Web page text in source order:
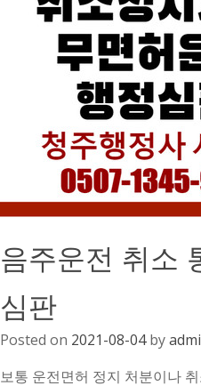
음주운전 취소
심판
Posted on 2021-08-04by
보통 운전면허 정지 처분이나